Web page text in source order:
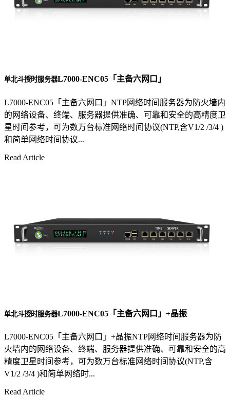
单北斗授时服务器L7000-ENC05「主备六网口」
L7000-ENC05「主备六网口」NTP网络时间服务器为防火墙内
的网络设备、终端、服务器提供准确、可靠和安全的高精度卫
星时间参考，可为数万台标准网络时间协议(NTP,含V1/2 /3/4 )
和简单网络时间协议...
Read Article
单北斗授时服务器L7000-ENC05「主备六网口」+晶振
L7000-ENC05「主备六网口」+晶振NTP网络时间服务器为防
火墙内的网络设备、终端、服务器提供准确、可靠和安全的高
精度卫星时间参考，可为数万台标准网络时间协议(NTP,含
V1/2 /3/4 )和简单网络时...
Read Article